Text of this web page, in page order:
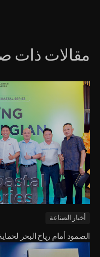
مقالات ذات
أخبار الصناعة
الصمود أمام رياح البحر